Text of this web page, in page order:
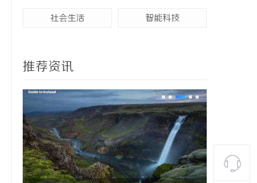
社会生活 智能科技
推荐资讯